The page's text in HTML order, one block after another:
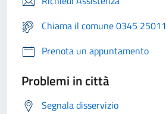
Chiama il comune 0345 25011
Prenota un appuntamento
Problemi in città
Segnala disservizio